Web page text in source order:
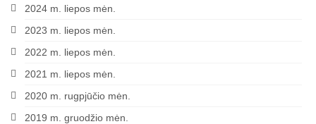
2024 m. liepos mėn.
2023 m. liepos mėn.
2022 m. liepos mėn.
2021 m. liepos mėn.
2020 m. rugpjūčio mėn.
2019 m. gruodžio mėn.